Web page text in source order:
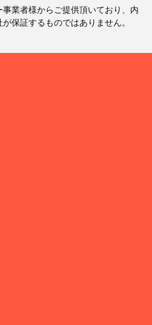
業者様からご提供頂いており、内
保証するものではありません。